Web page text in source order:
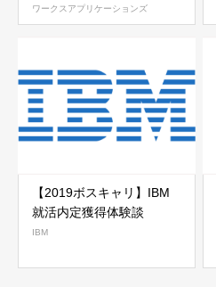
ワークスアプリケーションズ
【2019ボスキャリ】IBM
就活内定獲得体験談
IBM